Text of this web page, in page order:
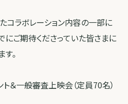
コラボレーション内容の一部に
ご期待くださっていた皆さまに
。
＆一般審査上映会（定員70名）